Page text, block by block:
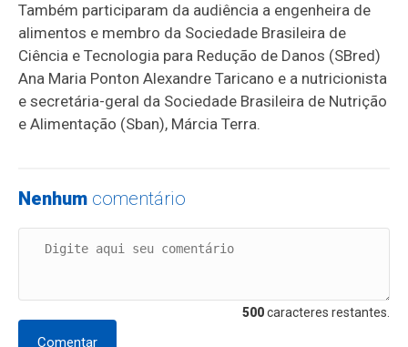
Também participaram da audiência a engenheira de
alimentos e membro da Sociedade Brasileira de
Ciência e Tecnologia para Redução de Danos (SBred)
Ana Maria Ponton Alexandre Taricano e a nutricionista
e secretária-geral da Sociedade Brasileira de Nutrição
e Alimentação (Sban), Márcia Terra.
Nenhum comentário
500caracteres restantes.
Comentar